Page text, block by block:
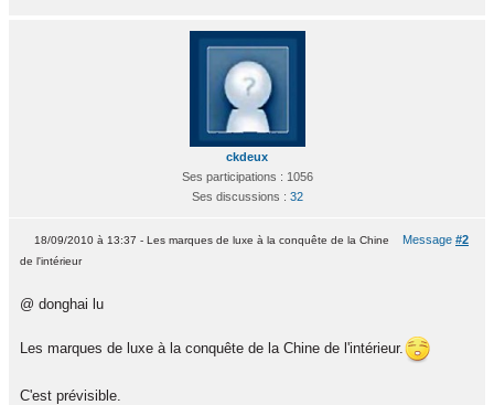
ckdeux
Ses participations : 1056
Ses discussions : 32
Message #2
18/09/2010 à 13:37 - Les marques de luxe à la conquête de la Chine
de l'intérieur
@ donghai lu
Les marques de luxe à la conquête de la Chine de l'intérieur.
C'est prévisible.